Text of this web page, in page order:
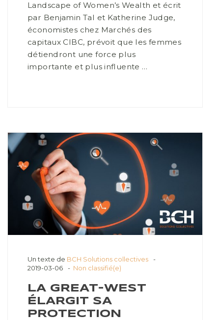
Landscape of Women’s Wealth et écrit
par Benjamin Tal et Katherine Judge,
économistes chez Marchés des
capitaux CIBC, prévoit que les femmes
détiendront une force plus
importante et plus influente …
Un texte de BCH Solutions collectives
2019-03-06
Non classifié(e)
LA GREAT-WEST
ÉLARGIT SA
PROTECTION